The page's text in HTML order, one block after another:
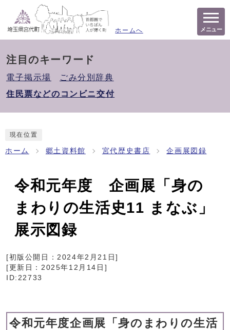
ホームへ メニュー
注目のキーワード
電子掲示場
ごみ分別辞典
住民票などのコンビニ交付
現在位置
ホーム 郷土資料館 宮代歴史書店 企画展図録
令和元年度 企画展「身の
まわりの生活史11 まなぶ」
展示図録
[初版公開日：2024年2月21日]
[更新日： 2025年12月14日 ]
ID:22733
令和元年度企画展「身のまわりの生活